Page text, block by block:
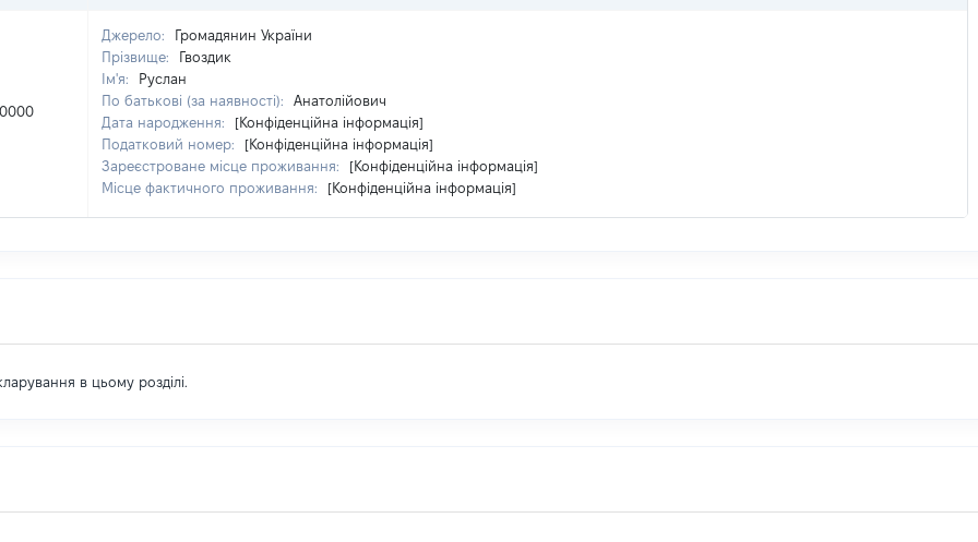
Джерело:
Громадянин України
Прізвище:
Гвоздик
Ім'я:
Руслан
По батькові (за наявності):
Анатолійович
Дата народження:
[Конфіденційна інформація]
Податковий номер:
[Конфіденційна інформація]
Зареєстроване місце проживання:
[Конфіденційна інформація]
Місце фактичного проживання:
[Конфіденційна інформація]
в цьому розділі.